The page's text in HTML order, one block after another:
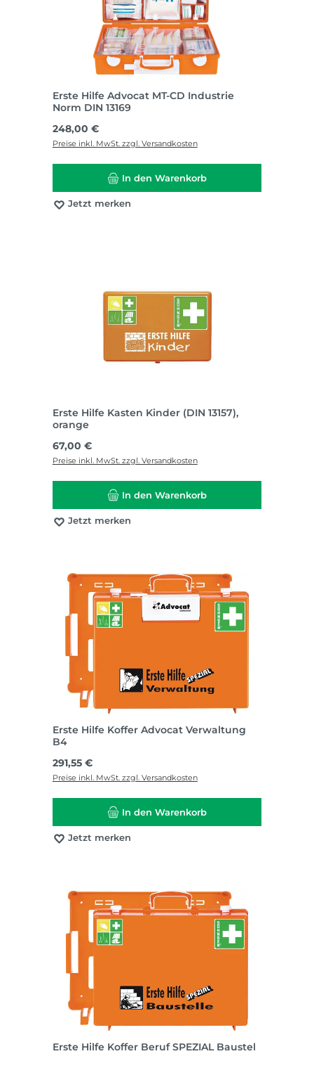
Erste Hilfe Advocat MT-CD Industrie
Norm DIN 13169
Regulärer Preis:
248,00 €
Preise inkl. MwSt. zzgl. Versandkosten
In den Warenkorb
Jetzt merken
Erste Hilfe Kasten Kinder (DIN 13157),
orange
Regulärer Preis:
67,00 €
Preise inkl. MwSt. zzgl. Versandkosten
In den Warenkorb
Jetzt merken
Erste Hilfe Koffer Advocat Verwaltung
B4
Regulärer Preis:
291,55 €
Preise inkl. MwSt. zzgl. Versandkosten
In den Warenkorb
Jetzt merken
Erste Hilfe Koffer Beruf SPEZIAL Baustel